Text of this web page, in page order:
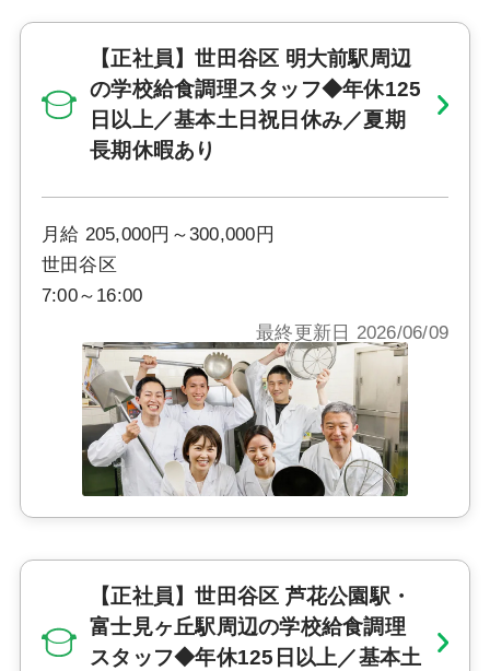
【正社員】世田谷区 明大前駅周辺
の学校給食調理スタッフ◆年休125
日以上／基本土日祝日休み／夏期
長期休暇あり
月給 205,000円～300,000円
世田谷区
7:00～16:00
最終更新日 2026/06/09
【正社員】世田谷区 芦花公園駅・
富士見ヶ丘駅周辺の学校給食調理
スタッフ◆年休125日以上／基本土